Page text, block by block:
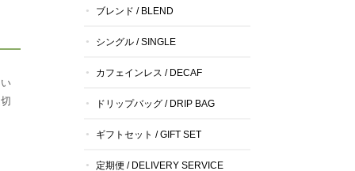
ブレンド / BLEND
シングル / SINGLE
カフェインレス / DECAF
ドリップバッグ / DRIP BAG
ギフトセット / GIFT SET
定期便 / DELIVERY SERVICE